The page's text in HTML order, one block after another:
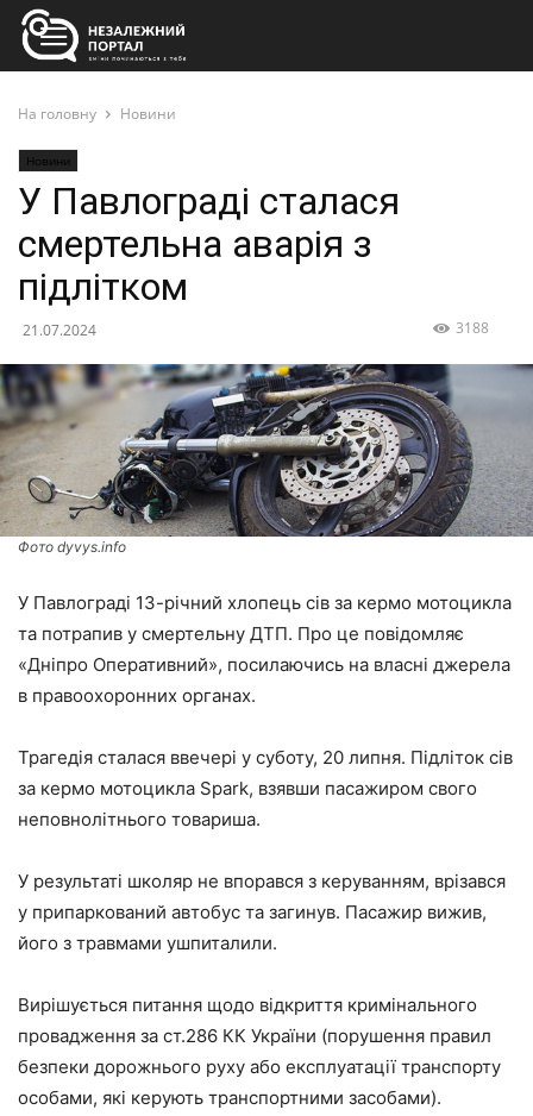
На головну Новини
Новини
У Павлограді сталася
смертельна аварія з
підлітком
21.07.2024 3188
Фото dyvys.info
У Павлограді 13-річний хлопець сів за кермо мотоцикла
та потрапив у смертельну ДТП. Про це повідомляє
«Дніпро Оперативний», посилаючись на власні джерела
в правоохоронних органах.
Трагедія сталася ввечері у суботу, 20 липня. Підліток сів
за кермо мотоцикла Spark, взявши пасажиром свого
неповнолітнього товариша.
У результаті школяр не впорався з керуванням, врізався
у припаркований автобус та загинув. Пасажир вижив,
його з травмами ушпиталили.
Вирішується питання щодо відкриття кримінального
провадження за ст.286 КК України (порушення правил
безпеки дорожнього руху або експлуатації транспорту
особами, які керують транспортними засобами).